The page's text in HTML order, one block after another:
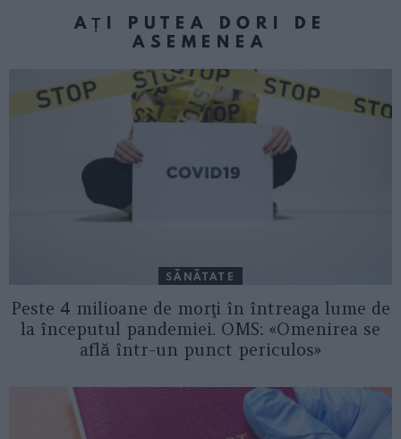
AȚI PUTEA DORI DE
ASEMENEA
SĂNĂTATE
Peste 4 milioane de morţi în întreaga lume de
la începutul pandemiei. OMS: «Omenirea se
află într-un punct periculos»